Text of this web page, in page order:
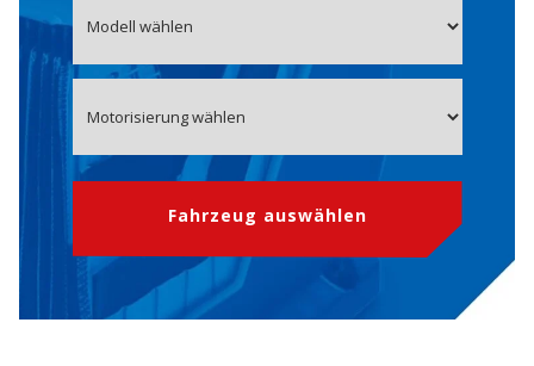
Fahrzeug auswählen